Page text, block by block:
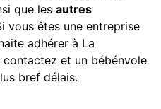
que les autres
vous êtes une entreprise
adhérer à La
contactez et un bébénvole
bref délais.